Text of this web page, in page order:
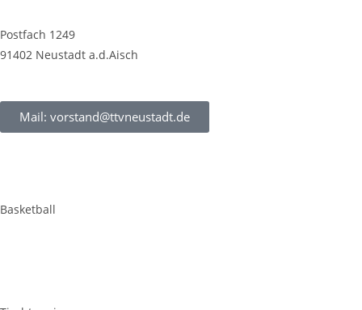
Postfach 1249
91402 Neustadt a.d.Aisch
Mail: vorstand@ttvneustadt.de
Basketball